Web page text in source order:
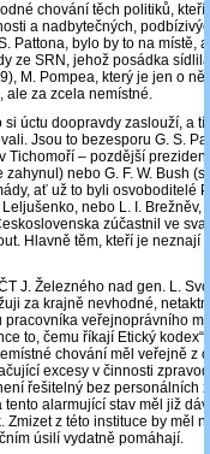
chování těch politiků, kteří
a nadbytečných,
Pattona, bylo by to na místě,
ze SRN, jehož posádka
M. Pompea, který je jen o
ale za zcela nemístné.
úctu doopravdy zaslouží, a
Jsou to bezesporu G. S.
– pozdější
nebo G. F. W. Bush
ať už to byli osvoboditelé
nebo L. I. Brežněv,
zúčastnil ve
Hlavně těm, kteří je neznají
J. Železného nad gen. L.
za krajně nevhodné,
veřejnoprávního
to, čemu říkají Etický
chování měl veřejně z
excesy v činnosti
řešitelný bez personálních
tento alarmující stav měl již
Zmizet z této instituce by měl
úsilí vydatně pomáhají.